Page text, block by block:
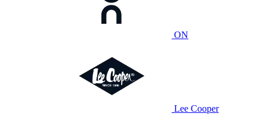
ON
Lee Cooper